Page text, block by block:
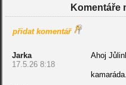
Komentáře
přidat komentář
Jarka
17.5.26 8:18
Ahoj